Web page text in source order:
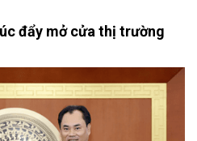
đẩy mở cửa thị trường